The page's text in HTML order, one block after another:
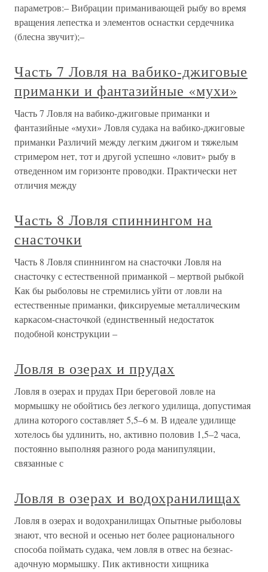
параметров:– Вибрации приманивающей рыбу во время
вращения лепестка и элементов оснастки сердечника
(блесна звучит);–
Часть 7 Ловля на вабико-джиговые
приманки и фантазийные «мухи»
Часть 7 Ловля на вабико-джиговые приманки и
фантазийные «мухи» Ловля судака на вабико-джиговые
приманки Различий между легким джигом и тяжелым
стримером нет, тот и другой успешно «ловит» рыбу в
отведенном им горизонте проводки. Практически нет
отличия между
Часть 8 Ловля спиннингом на
снасточки
Часть 8 Ловля спиннингом на снасточки Ловля на
снасточку с естественной приманкой – мертвой рыбкой
Как бы рыболовы не стремились уйти от ловли на
естественные приманки, фиксируемые металлическим
каркасом-снасточкой (единственный недостаток
подобной конструкции –
Ловля в озерах и прудах
Ловля в озерах и прудах При береговой ловле на
мормышку не обойтись без легкого удилища, допустимая
длина которого составляет 5,5–6 м. В идеале удилище
хотелось бы удлинить, но, активно половив 1,5–2 часа,
постоянно выполняя разного рода манипуляции,
связанные с
Ловля в озерах и водохранилищах
Ловля в озерах и водохранилищах Опытные рыболовы
знают, что весной и осенью нет более рационального
способа поймать судака, чем ловля в отвес на безнас-
адочную мормышку. Пик активности хищника